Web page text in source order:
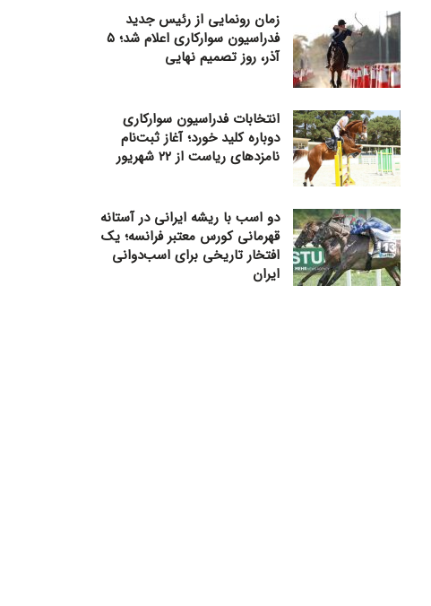
زمان رونمایی از رئیس جدید
فدراسیون سوارکاری اعلام شد؛ ۵
آذر، روز تصمیم نهایی
انتخابات فدراسیون سوارکاری
دوباره کلید خورد؛ آغاز ثبت‌نام
نامزدهای ریاست از ۲۲ شهریور
دو اسب با ریشه ایرانی در آستانه
قهرمانی کورس معتبر فرانسه؛ یک
افتخار تاریخی برای اسب‌دوانی
ایران